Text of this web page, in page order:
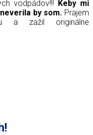
vodpádov!!! Keby mi
by som. Prajem
a zažil originálne